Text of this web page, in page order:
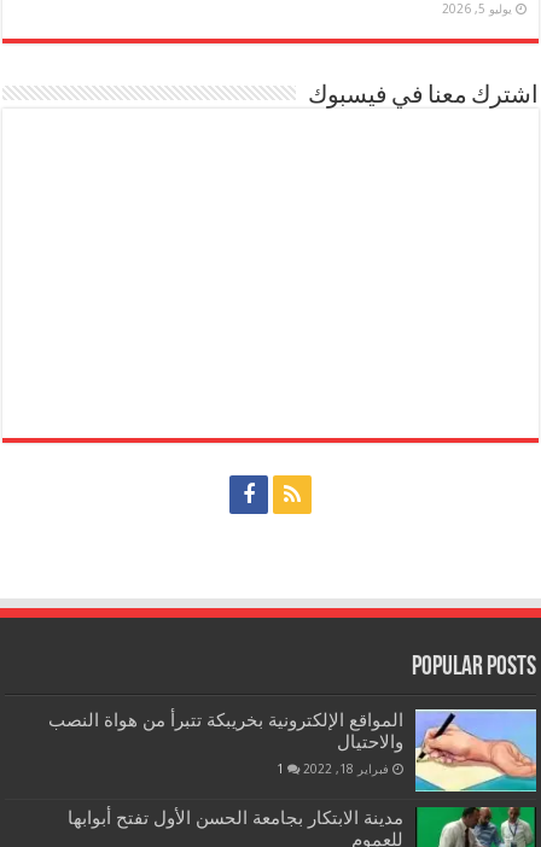
يوليو 5, 2026
اشترك معنا في فيسبوك
Popular Posts
المواقع الإلكترونية بخريبكة تتبرأ من هواة النصب
والاحتيال
فبراير 18, 2022 1
مدينة الابتكار بجامعة الحسن الأول تفتح أبوابها
للعموم